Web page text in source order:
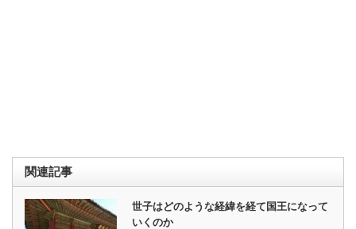
関連記事
世子はどのような経緯を経て国王になって
いくのか